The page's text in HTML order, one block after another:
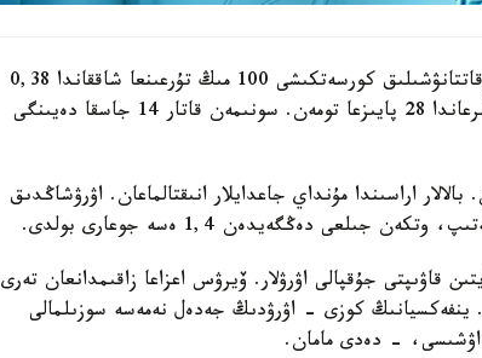
ونىڭ ايتۋىنشا، جەدەل ۆيرۋستىق ۆ گەپاتيتىمەن سىرقاتتانۋشىلىق كورسەتكىشى 100 مىڭ تۇرعىنعا شاققاندا 0,38
بولدى. بۇل وتكەن جىلدىڭ وسى كەزەڭىمەن سالىستىرعاندا 28 پايىزعا تومەن. سونىمەن قاتار 14 جاسقا دەيىنگى
گەپاتيتىمەن 14 ادام اۋىرعان. بالالار اراسىندا مۇنداي جاعدايلار انىقتالماعان. اۋرۋشاڭدىق
قاۋىپتى جۇقپالى اۋرۋلار. ۆيرۋس اعزاعا زاقىمدانعان تەرى
كوزى - اۋرۋدىڭ جەدەل نەمەسە سوزىلمالى
- دەدى مامان.